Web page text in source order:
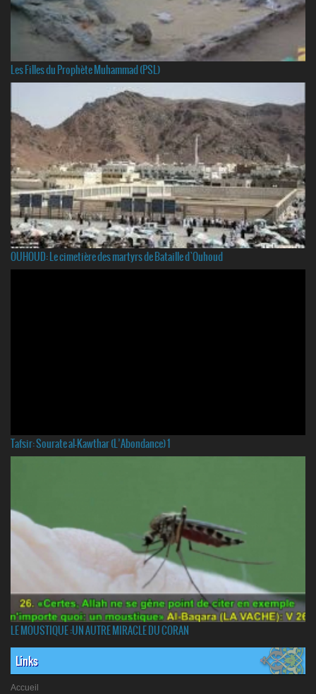
Les Filles du Prophète Muhammad (PSL)
OUHOUD: Le cimetière des martyrs de Bataille d`Ouhoud
Tafsir: Sourate al-Kawthar (L’Abondance) 1
LE MOUSTIQUE :UN AUTRE MIRACLE DU CORAN
Links
Accueil